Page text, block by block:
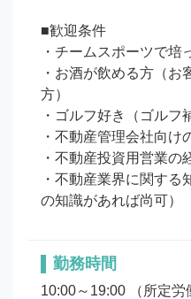
■歓迎条件
・チームスポーツで培
・お酒が飲める方（お
方）
・ゴルフ好き（ゴルフ
・不動産管理会社向け
・不動産投資用営業の
・不動産業界に関する
の知識があれば尚可）
勤務時間
10:00～19:00 （所定労